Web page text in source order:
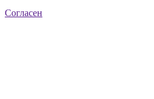
Согласен